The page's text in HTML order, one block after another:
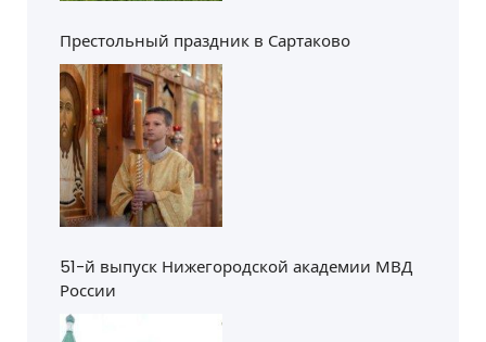
Престольный праздник в Сартаково
51-й выпуск Нижегородской академии МВД
России